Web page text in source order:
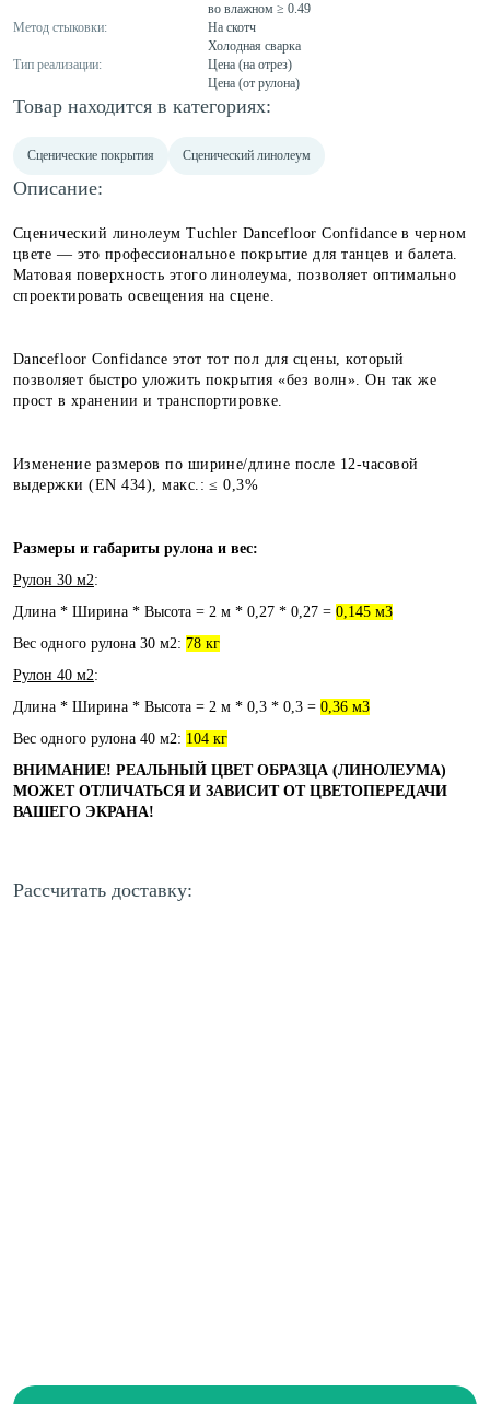
во влажном ≥ 0.49
Метод стыковки:
На скотч
Холодная сварка
Тип реализации:
Цена (на отрез)
Цена (от рулона)
Товар находится в категориях:
Сценические покрытия Сценический линолеум
Описание:
Сценический линолеум Tuchler Dancefloor Confidance в черном
цвете — это профессиональное покрытие для танцев и балета.
Матовая поверхность этого линолеума, позволяет оптимально
спроектировать освещения на сцене.
Dancefloor Confidance этот тот пол для сцены, который
позволяет быстро уложить покрытия «без волн». Он так же
прост в хранении и транспортировке.
Изменение размеров по ширине/длине после 12-часовой
выдержки (EN 434), макс.: ≤ 0,3%
Размеры и габариты рулона и вес:
Рулон 30 м2:
Длина * Ширина * Высота = 2 м * 0,27 * 0,27 = 0,145 м3
Вес одного рулона 30 м2: 78 кг
Рулон 40 м2:
Длина * Ширина * Высота = 2 м * 0,3 * 0,3 = 0,36 м3
Вес одного рулона 40 м2: 104 кг
ВНИМАНИЕ! РЕАЛЬНЫЙ ЦВЕТ ОБРАЗЦА (ЛИНОЛЕУМА)
МОЖЕТ ОТЛИЧАТЬСЯ И ЗАВИСИТ ОТ ЦВЕТОПЕРЕДАЧИ
ВАШЕГО ЭКРАНА!
Рассчитать доставку: